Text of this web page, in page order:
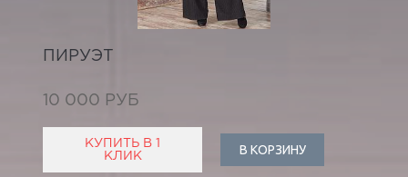
ПИРУЭТ
10 000 РУБ
КУПИТЬ В 1
КЛИК
В КОРЗИНУ